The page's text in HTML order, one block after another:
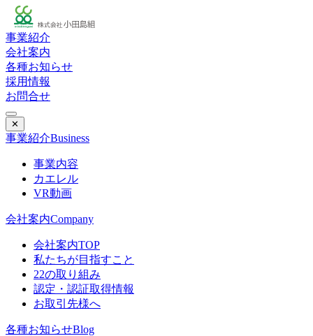
事業紹介
会社案内
各種お知らせ
採用情報
お問合せ
✕
事業紹介Business
事業内容
カエレル
VR動画
会社案内Company
会社案内TOP
私たちが目指すこと
22の取り組み
認定・認証取得情報
お取引先様へ
各種お知らせBlog